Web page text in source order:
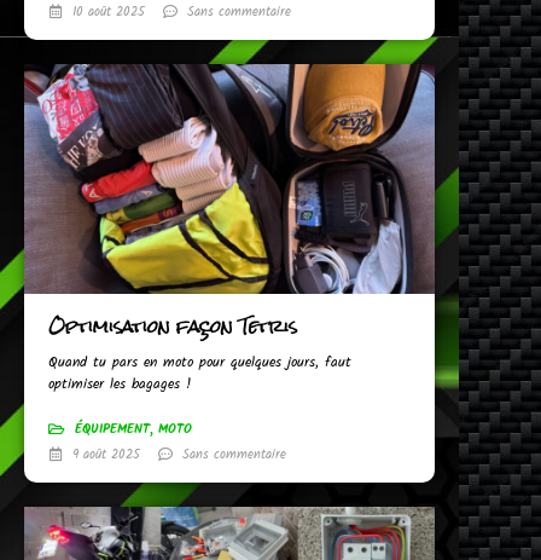
10 août 2025
Sans commentaire
Optimisation façon Tetris
Quand tu pars en moto pour quelques jours, faut
optimiser les bagages !
ÉQUIPEMENT, MOTO
9 août 2025
Sans commentaire